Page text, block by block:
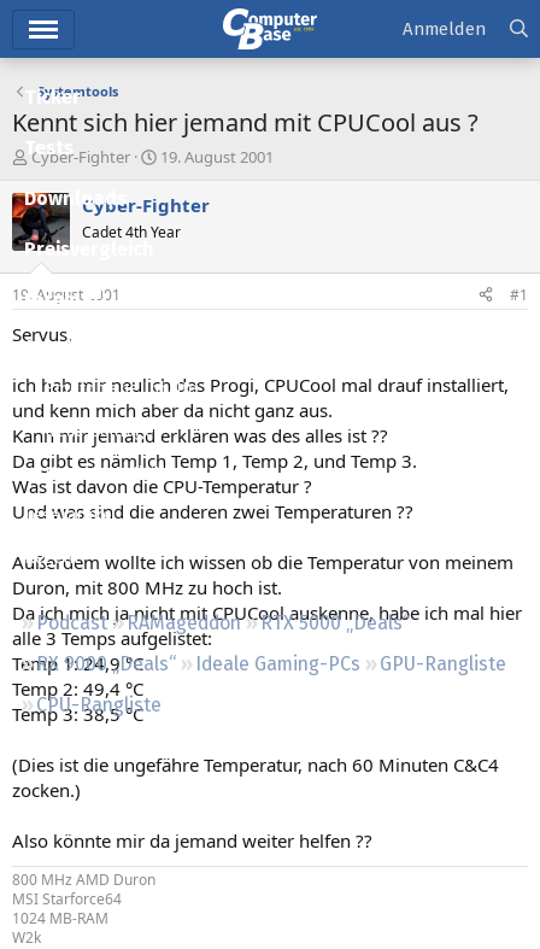
Ticker
Tests
Downloads
Preisvergleich
Forum
Aktuelles
Empfohlene Inhalte
Neue Beiträge
Neueste Aktivitäten
Leserartikel
Regeln
Podcast RAMageddon
RTX 5000 „Deals“
RX 9000 „Deals“
Ideale Gaming-PCs
GPU-Rangliste
CPU-Rangliste
Anmelden
Systemtools
Kennt sich hier jemand mit CPUCool aus ?
E
s
t
e
e
r
Cyber-Fighter
E
s
t
e
t
19. August 2001
Cyber-Fighter
Cadet 4th Year
19. August 2001 #1
Servus,
ich hab mir neulich das Progi, CPUCool mal drauf installiert,
und kenn mich aber da nicht ganz aus.
Kann mir jemand erklären was des alles ist ??
Da gibt es nämlich Temp 1, Temp 2, und Temp 3.
Was ist davon die CPU-Temperatur ?
Und was sind die anderen zwei Temperaturen ??
Außerdem wollte ich wissen ob die Temperatur von meinem
Duron, mit 800 MHz zu hoch ist.
Da ich mich ja nicht mit CPUCool auskenne, habe ich mal hier
alle 3 Temps aufgelistet:
Temp 1: 24,9 °C
Temp 2: 49,4 °C
Temp 3: 38,5 °C
(Dies ist die ungefähre Temperatur, nach 60 Minuten C&C4
zocken.)
Also könnte mir da jemand weiter helfen ??
800 MHz AMD Duron
MSI Starforce64
1024 MB-RAM
W2k